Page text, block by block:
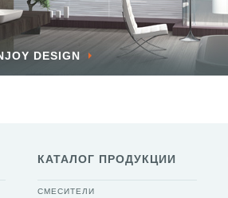
DESIGN
КАТАЛОГ ПРОДУКЦИИ
СМЕСИТЕЛИ